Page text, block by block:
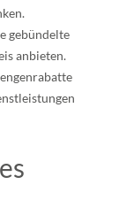
gebündelte
anbieten.